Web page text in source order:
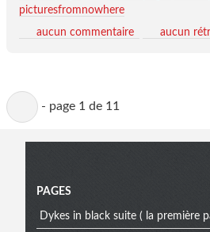
picturesfromnowhere
aucun commentaire
aucun
- page 1 de 11
Menu
PAGES
Dykes in black suite ( la première